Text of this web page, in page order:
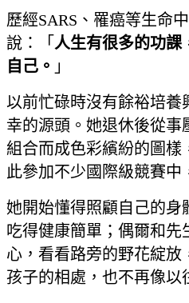
歷經SARS、罹癌等生命
說：「 人生有很多的功課
自己。 」
以前忙碌時沒有餘裕培養
幸的源頭。她退休後從事
組合而成色彩繽紛的圖樣
此參加不少國際級競賽中
她開始懂得照顧自己的身
吃得健康簡單；偶爾和先
心，看看路旁的野花綻放
孩子的相處，也不再像以